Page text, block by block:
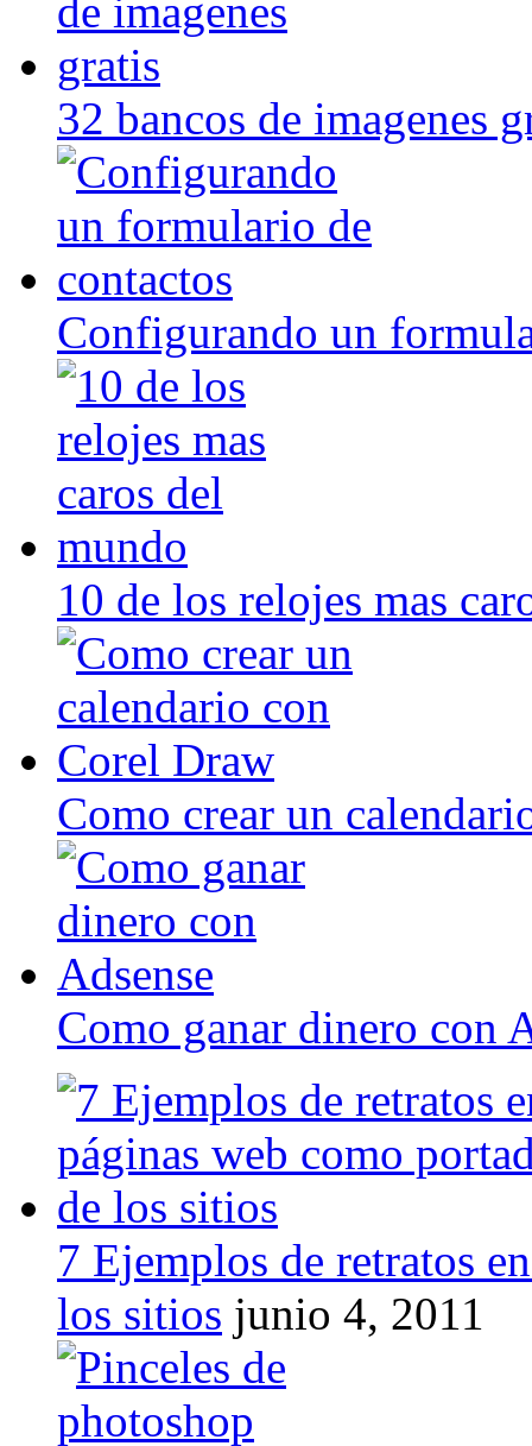
32 bancos de imagenes
Configurando un
10 de los relojes mas
Como crear un
Como ganar dinero con
7 Ejemplos de retratos
los sitios junio 4, 2011